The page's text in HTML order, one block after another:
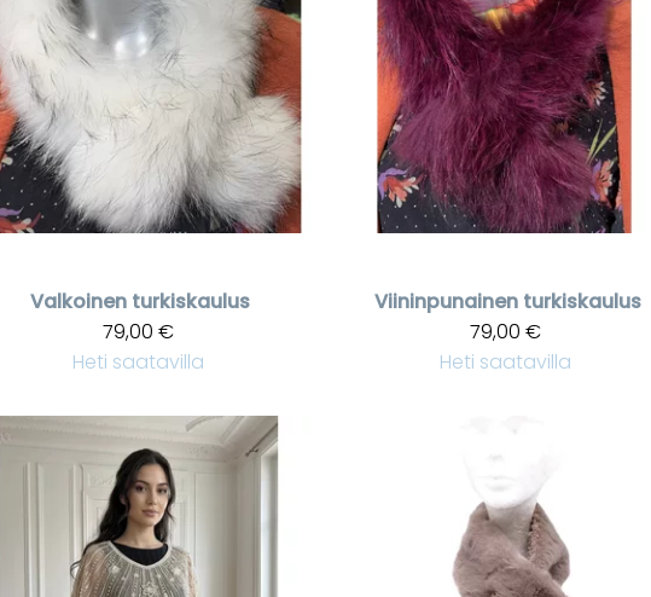
Valkoinen turkiskaulus
79,00 €
Heti saatavilla
Viininpunainen turkiskaulus
79,00 €
Heti saatavilla